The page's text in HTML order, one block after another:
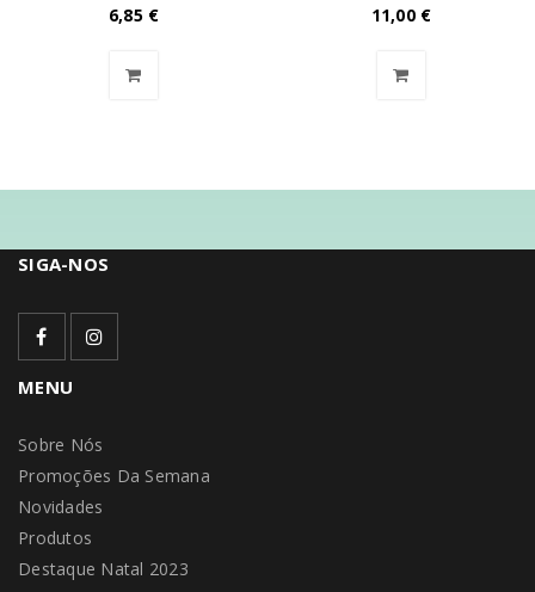
6,85 €
11,00 €
SIGA-NOS
MENU
Sobre Nós
Promoções Da Semana
Novidades
Produtos
Destaque Natal 2023